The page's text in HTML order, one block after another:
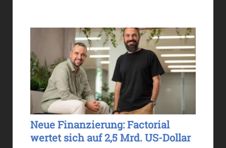
Neue Finanzierung: Factorial
wertet sich auf 2,5 Mrd. US-Dollar